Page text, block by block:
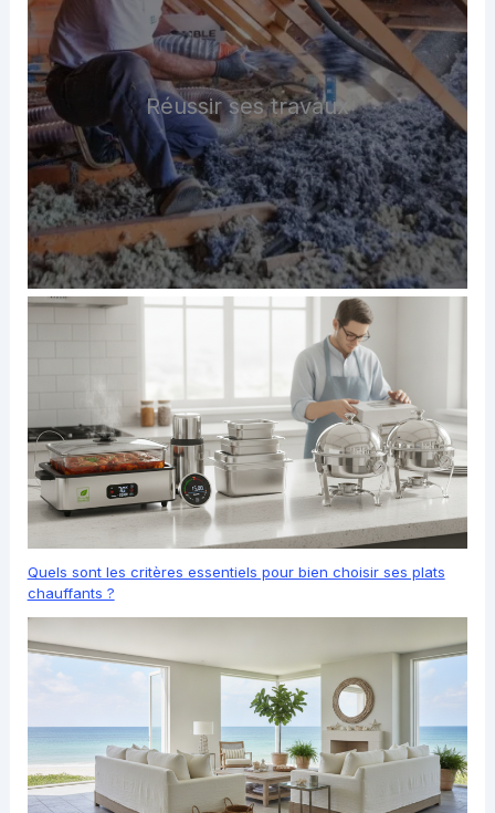
Réussir ses travaux
Quels sont les critères essentiels pour bien choisir ses plats
chauffants ?